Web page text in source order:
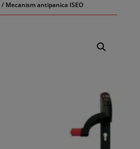
/ Mecanism antipanica ISEO